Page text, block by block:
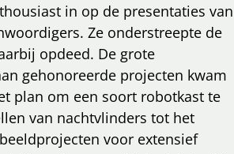
in op de presentaties van
Ze onderstreepte de
opdeed. De grote
gehonoreerde projecten kwam
plan om een soort robotkast te
van nachtvlinders tot het
voor extensief